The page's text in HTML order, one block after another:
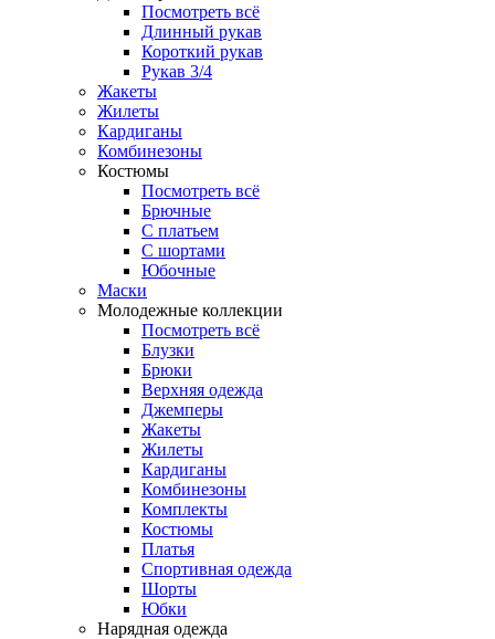
Посмотреть всё
Длинный рукав
Короткий рукав
Рукав 3/4
Жакеты
Жилеты
Кардиганы
Комбинезоны
Костюмы
Посмотреть всё
Брючные
С платьем
С шортами
Юбочные
Маски
Молодежные коллекции
Посмотреть всё
Блузки
Брюки
Верхняя одежда
Джемперы
Жакеты
Жилеты
Кардиганы
Комбинезоны
Комплекты
Костюмы
Платья
Спортивная одежда
Шорты
Юбки
Нарядная одежда